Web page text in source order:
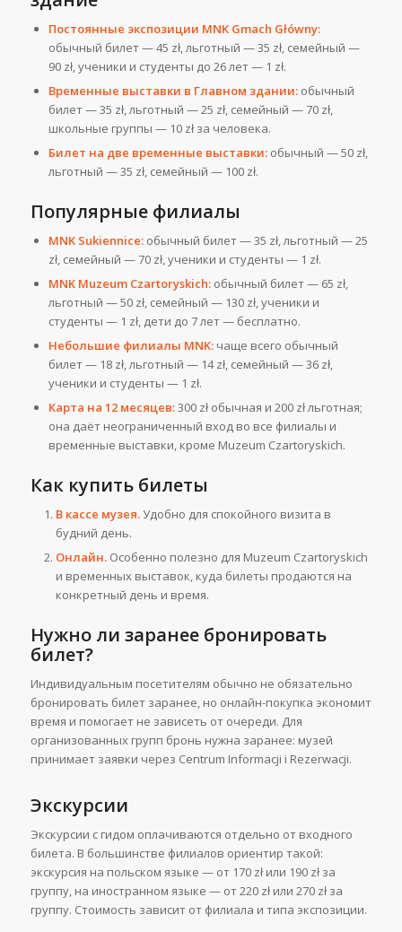
Постоянные экспозиции MNK Gmach Główny:
обычный билет — 45 zł, льготный — 35 zł, семейный —
90 zł, ученики и студенты до 26 лет — 1 zł.
Временные выставки в Главном здании:обычный
билет — 35 zł, льготный — 25 zł, семейный — 70 zł,
школьные группы — 10 zł за человека.
Билет на две временные выставки:обычный — 50 zł,
льготный — 35 zł, семейный — 100 zł.
Популярные филиалы
MNK Sukiennice:обычный билет — 35 zł, льготный — 25
zł, семейный — 70 zł, ученики и студенты — 1 zł.
MNK Muzeum Czartoryskich:обычный билет — 65 zł,
льготный — 50 zł, семейный — 130 zł, ученики и
студенты — 1 zł, дети до 7 лет — бесплатно.
Небольшие филиалы MNK:чаще всего обычный
билет — 18 zł, льготный — 14 zł, семейный — 36 zł,
ученики и студенты — 1 zł.
Карта на 12 месяцев:300 zł обычная и 200 zł льготная;
она даёт неограниченный вход во все филиалы и
временные выставки, кроме Muzeum Czartoryskich.
Как купить билеты
В кассе музея.Удобно для спокойного визита в
будний день.
Онлайн.Особенно полезно для Muzeum Czartoryskich
и временных выставок, куда билеты продаются на
конкретный день и время.
Нужно ли заранее бронировать
билет?
Индивидуальным посетителям обычно не обязательно
бронировать билет заранее, но онлайн-покупка экономит
время и помогает не зависеть от очереди. Для
организованных групп бронь нужна заранее: музей
принимает заявки через Centrum Informacji i Rezerwacji.
Экскурсии
Экскурсии с гидом оплачиваются отдельно от входного
билета. В большинстве филиалов ориентир такой:
экскурсия на польском языке — от 170 zł или 190 zł за
группу, на иностранном языке — от 220 zł или 270 zł за
группу. Стоимость зависит от филиала и типа экспозиции.